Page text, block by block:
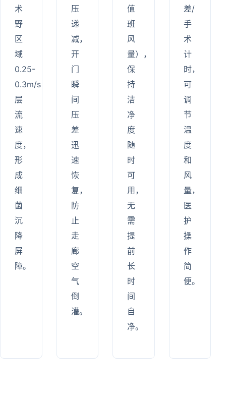
术
野
区
域
0.25-
0.3m/s
层
流
速
度，
形
成
细
菌
沉
降
屏
障。
压
递
减，
开
门
瞬
间
压
差
迅
速
恢
复，
防
止
走
廊
空
气
倒
灌。
值
班
风
量），
保
持
洁
净
度
随
时
可
用，
无
需
提
前
长
时
间
自
净。
差/
手
术
计
时，
可
调
节
温
度
和
风
量，
医
护
操
作
简
便。